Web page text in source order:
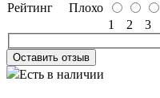
Рейтинг Плохо
1
2 3
Оставить отзыв
Есть в наличии